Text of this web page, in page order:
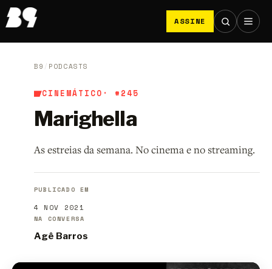
ASSINE
B9 / PODCASTS
CINEMÁTICO · #245
Marighella
As estreias da semana. No cinema e no streaming.
PUBLICADO EM
4 NOV 2021
NA CONVERSA
Agê Barros